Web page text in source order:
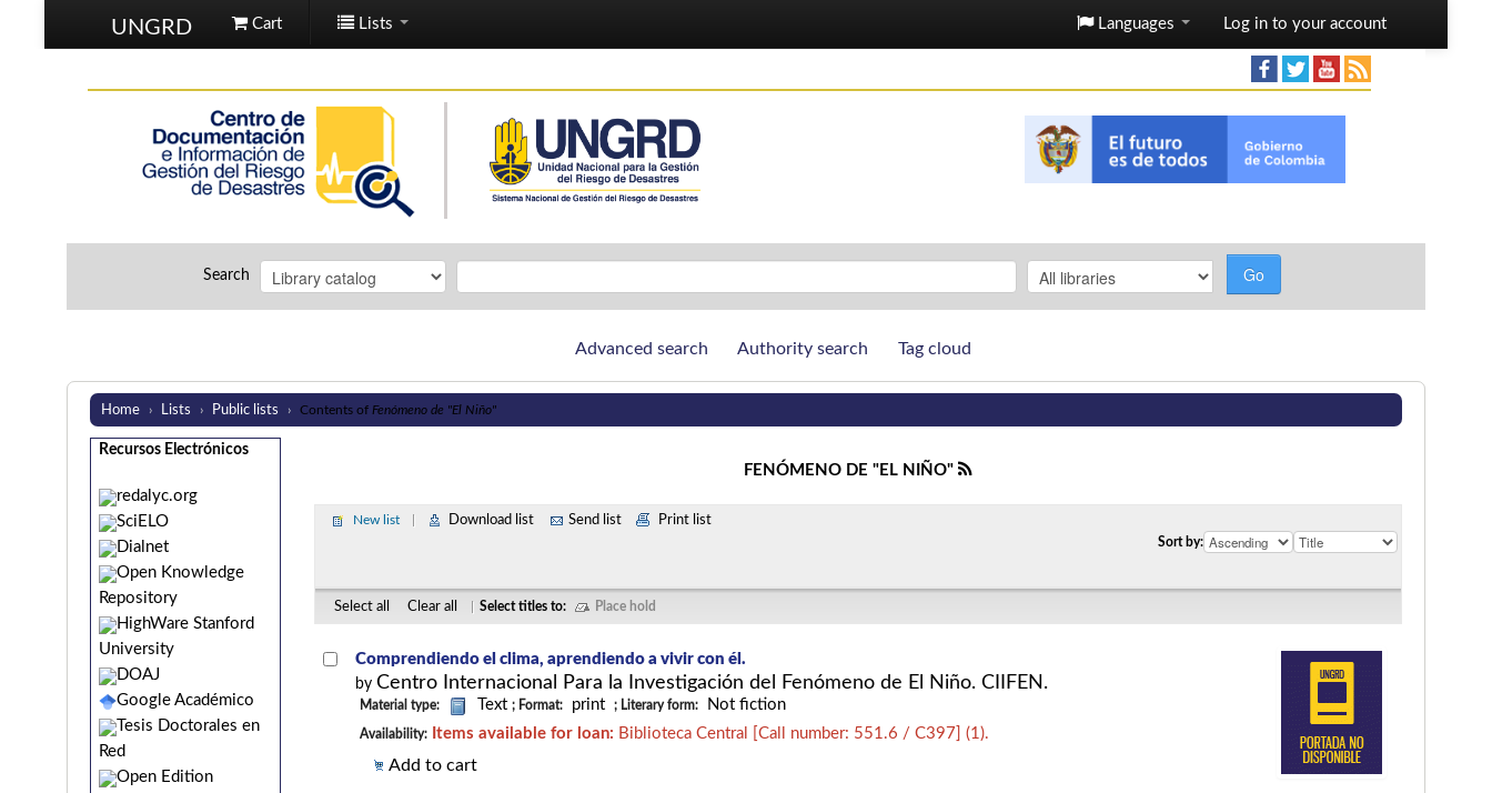
UNGRD Cart Lists Languages Log in to your account
Search Go
Advanced search Authority search Tag cloud
Home › Lists › Public lists › Contents ofFenómeno de "El Niño"
Recursos Electrónicos
redalyc.org
SciELO
Dialnet
Open Knowledge
Repository
HighWare Stanford
University
DOAJ
Google Académico
Tesis Doctorales en
Red
Open Edition
FENÓMENO DE "EL NIÑO"
New list Download list Send list Print list
Sort by:
Select all Clear all Select titles to: Place hold
Comprendiendo el clima, aprendiendo a vivir con él.
byCentro Internacional Para la Investigación del Fenómeno de El Niño. CIIFEN.
Material type: Text ; Format: print ; Literary form: Not fiction
Availability: Items available for loan: Biblioteca Central [Call number: 551.6 / C397 ](1).
Add to cart